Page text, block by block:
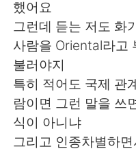
했어요
그런데 듣는 저도 화
사람을 Oriental라고
불러야지
특히 적어도 국제 관
람이면 그런 말을 쓰
식이 아니냐
그리고 인종차별하